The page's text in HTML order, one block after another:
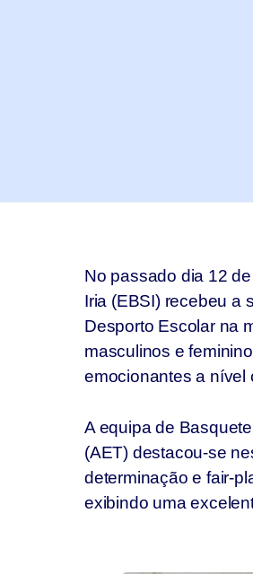
No passado dia 12
Iria (EBSI) recebeu a
Desporto Escolar na
masculinos e
emocionantes a nível
A equipa de
(AET) destacou-se
determinação e fair-
exibindo uma